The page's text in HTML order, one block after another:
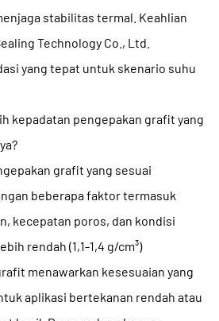
stabilitas termal. Keahlian
Technology Co., Ltd.
yang tepat untuk skenario suhu
kepadatan pengepakan grafit yang
grafit yang sesuai
beberapa faktor termasuk
kecepatan poros, dan kondisi
rendah (1,1-1,4 g/cm³)
menawarkan kesesuaian yang
aplikasi bertekanan rendah atau